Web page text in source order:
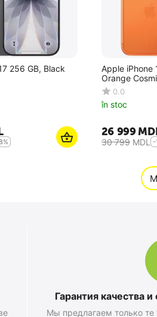
256 GB, Black
Apple iPhone
Orange
0.0
în stoc
26 999
30 799 MDL -
Гарантия качества
Мы предлагаем только